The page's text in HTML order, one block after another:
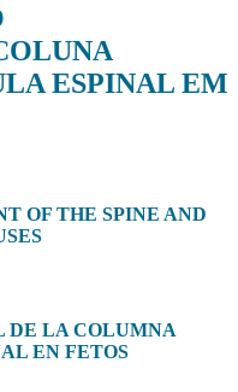
ESPINAL EM
OF THE SPINE AND
DE LA COLUMNA
EN FETOS